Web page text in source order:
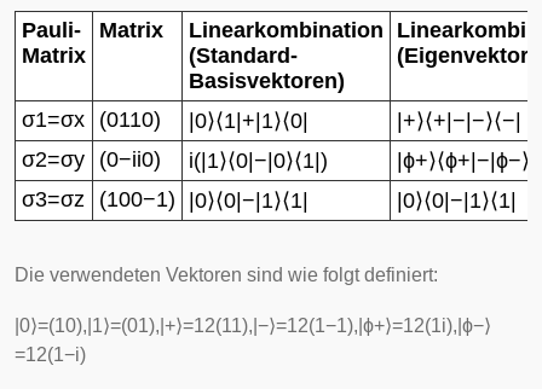
Pauli-
Matrix
Matrix
Linearkombination
(Standard-
Basisvektoren)
σ1=σx (0110) 0⟩⟨1 + 1⟩⟨0 +⟩⟨+ − −⟩⟨−
σ2=σy (0−ii0) i( 1⟩⟨0 − 0⟩⟨1 ) ϕ+⟩⟨ϕ+ − ϕ−⟩
σ3=σz (100−1) 0⟩⟨0 − 1⟩⟨1 0⟩⟨0 − 1⟩⟨1
Die verwendeten Vektoren sind wie folgt definiert:
0⟩=(10), 1⟩=(01), +⟩=12(11), −⟩=12(1−1), ϕ+⟩=12(1i), ϕ−⟩
=12(1−i)